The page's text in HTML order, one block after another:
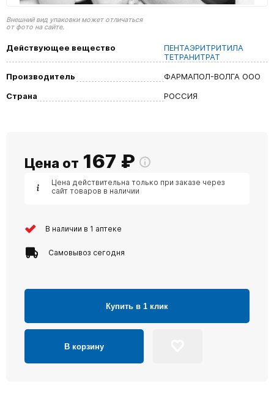
Внешний вид упаковки может отличаться
от фото на сайте.
Действующее вещество
ПЕНТАЭРИТРИТИЛА
ТЕТРАНИТРАТ
Производитель
ФАРМАПОЛ-ВОЛГА ООО
Страна
РОССИЯ
Цена от 167 ₽
Цена действительна только при заказе через
сайт товаров в наличии
В наличии в 1 аптеке
Самовывоз сегодня
Купить в 1 клик
В корзину